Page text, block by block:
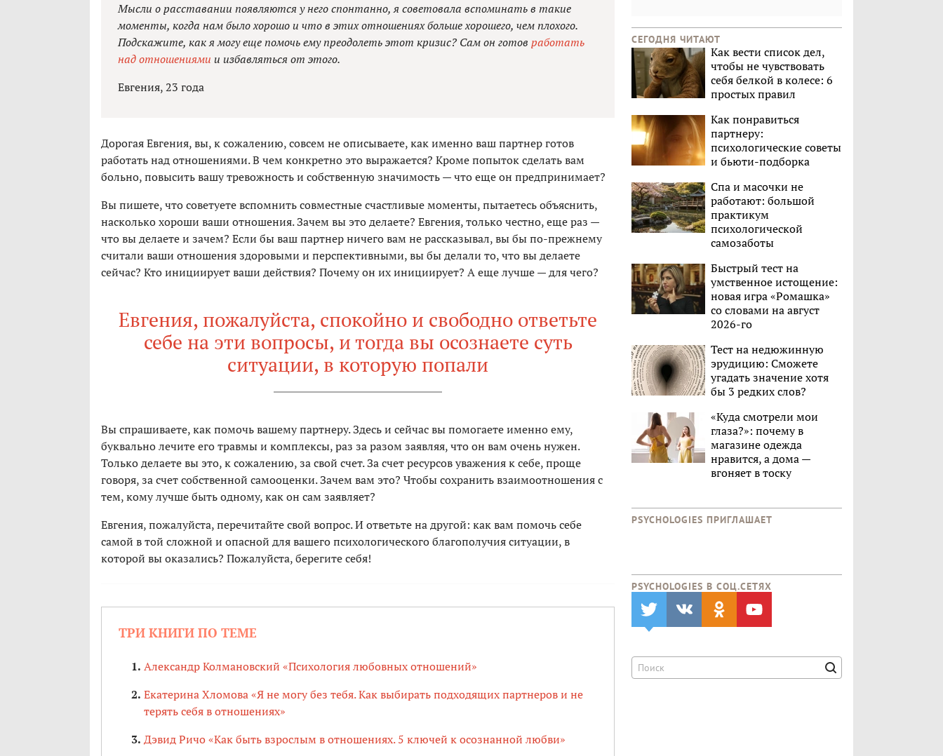
Мысли о расставании появляются у него спонтанно, я советовала вспоминать в такие
моменты, когда нам было хорошо и что в этих отношениях больше хорошего, чем плохого.
Подскажите, как я могу еще помочь ему преодолеть этот кризис? Сам он готов работать
над отношениями и избавляться от этого.
Евгения, 23 года
Дорогая Евгения, вы, к сожалению, совсем не описываете, как именно ваш партнер готов
работать над отношениями. В чем конкретно это выражается? Кроме попыток сделать вам
больно, повысить вашу тревожность и собственную значимость — что еще он предпринимает?
Вы пишете, что советуете вспомнить совместные счастливые моменты, пытаетесь объяснить,
насколько хороши ваши отношения. Зачем вы это делаете? Евгения, только честно, еще раз —
что вы делаете и зачем? Если бы ваш партнер ничего вам не рассказывал, вы бы по-прежнему
считали ваши отношения здоровыми и перспективными, вы бы делали то, что вы делаете
сейчас? Кто инициирует ваши действия? Почему он их инициирует? А еще лучше — для чего?
Евгения, пожалуйста, спокойно и свободно ответьте
себе на эти вопросы, и тогда вы осознаете суть
ситуации, в которую попали
Вы спрашиваете, как помочь вашему партнеру. Здесь и сейчас вы помогаете именно ему,
буквально лечите его травмы и комплексы, раз за разом заявляя, что он вам очень нужен.
Только делаете вы это, к сожалению, за свой счет. За счет ресурсов уважения к себе, проще
говоря, за счет собственной самооценки. Зачем вам это? Чтобы сохранить взаимоотношения с
тем, кому лучше быть одному, как он сам заявляет?
Евгения, пожалуйста, перечитайте свой вопрос. И ответьте на другой: как вам помочь себе
самой в той сложной и опасной для вашего психологического благополучия ситуации, в
которой вы оказались? Пожалуйста, берегите себя!
ТРИ КНИГИ ПО ТЕМЕ
Александр Колмановский «Психология любовных отношений»
Екатерина Хломова «Я не могу без тебя. Как выбирать подходящих партнеров и не
терять себя в отношениях»
Дэвид Ричо «Как быть взрослым в отношениях. 5 ключей к осознанной любви»
СЕГОДНЯ ЧИТАЮТ
Как вести список дел,
чтобы не чувствовать
себя белкой в колесе: 6
простых правил
Как понравиться
партнеру:
психологические советы
и бьюти-подборка
Спа и масочки не
работают: большой
практикум
психологической
самозаботы
Быстрый тест на
умственное истощение:
новая игра «Ромашка»
со словами на август
2026-го
Тест на недюжинную
эрудицию: Сможете
угадать значение хотя
бы 3 редких слов?
«Куда смотрели мои
глаза?»: почему в
магазине одежда
нравится, а дома —
вгоняет в тоску
PSYCHOLOGIES ПРИГЛАШАЕТ
PSYCHOLOGIES В CОЦ.СЕТЯХ